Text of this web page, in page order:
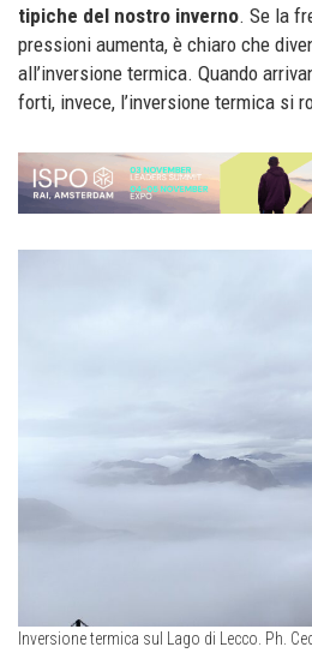
tipiche del nostro inverno. Se la
pressioni aumenta, è chiaro che
all’inversione termica. Quando
forti, invece, l’inversione termica si
Inversione termica sul Lago di Lecco. Ph.